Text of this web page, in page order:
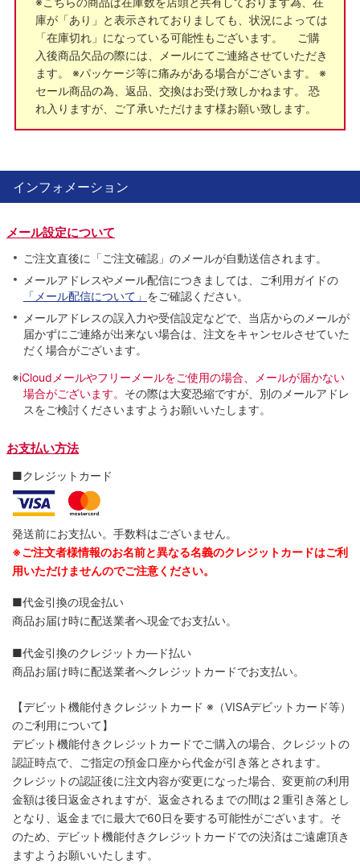
庫が「あり」と表示されておりましても、状況によっては
「在庫切れ」になっている可能性もございます。 ご購
入後商品欠品の際には、メールにてご連絡させていただき
ます。 ※パッケージ等に痛みがある場合がございます。 ※
セール商品の為、返品、交換はお受け致しかねます。 恐
れ入りますが、ご了承いただけます様お願い致します。
インフォメーション
メール設定について
ご注文直後に「ご注文確認」のメールが自動送信されます。
メールアドレスやメール配信につきましては、ご利用ガイドの
「メール配信について」 をご確認ください。
メールアドレスの誤入力や受信設定などで、当店からのメールが
届かずにご連絡が出来ない場合は、注文をキャンセルさせていた
だく場合がございます。
※iCloudメールやフリーメールをご使用の場合、メールが届かない
場合がございます。 その際は大変恐縮ですが、別のメールアドレ
スをご検討くださいますようお願いいたします。
お支払い方法
■クレジットカード
発送前にお支払い。手数料はございません。
※ご注文者様情報のお名前と異なる名義のクレジットカードはご利
用いただけませんのでご注意ください。
■代金引換の現金払い
商品お届け時に配送業者へ現金でお支払い。
■代金引換のクレジットカ―ド払い
商品お届け時に配送業者へクレジットカードでお支払い。
【デビット機能付きクレジットカード ※（VISAデビットカード等）
のご利用について】
デビット機能付きクレジットカードでご購入の場合、クレジットの
認証時点で、ご指定の預金口座から代金が引き落とされます。
クレジットの認証後に注文内容が変更になった場合、変更前の利用
金額は後日返金されますが、返金されるまでの間は２重引き落とし
となり、返金までに最大で60日を要する可能性がございます。そ
のため、デビット機能付きクレジットカードでの決済はご遠慮頂き
ますようお願いいたします。